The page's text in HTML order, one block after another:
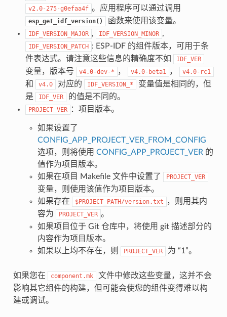
v2.0-275-g0efaa4f 。应用程序可以通过调用
esp_get_idf_version() 函数来使用该变量。
IDF_VERSION_MAJOR , IDF_VERSION_MINOR ,
IDF_VERSION_PATCH : ESP-IDF 的组件版本，可用于条
件表达式。请注意这些信息的精确度不如
IDF_VER
变量，版本号 v4.0-dev-* ， v4.0-beta1 ， v4.0-rc1
和 v4.0 对应的 IDF_VERSION_*
变量值是相同的，但
是
IDF_VER 的值是不同的。
PROJECT_VER ：项目版本。
如果设置了
CONFIG_APP_PROJECT_VER_FROM_CONFIG
选项，则将使用 CONFIG_APP_PROJECT_VER 的
值作为项目版本。
如果在项目 Makefile 文件中设置了
PROJECT_VER
变量，则使用该值作为项目版本。
如果存在
$PROJECT_PATH/version.txt
，则用其内
容为
PROJECT_VER 。
如果项目位于 Git 仓库中，将使用 git 描述部分的
内容作为项目版本。
如果以上均不存在，则
PROJECT_VER 为 “1”。
如果您在 component.mk
文件中修改这些变量，这并不会
影响其它组件的构建，但可能会使您的组件变得难以构
建或调试。